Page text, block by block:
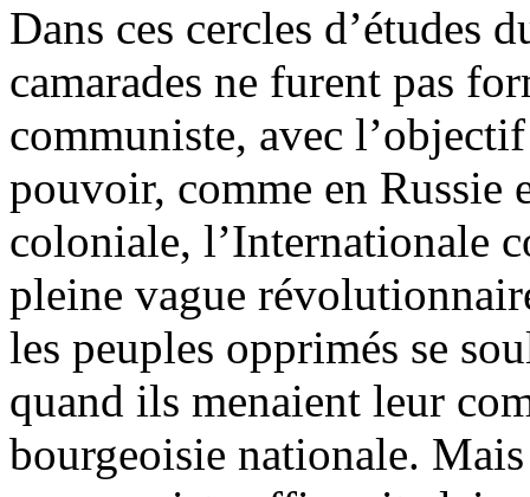
Dans ces cercles d’études
camarades ne furent pas
communiste, avec
pouvoir, comme en Russie
coloniale, l’Internationale
pleine vague
les peuples opprimés se
quand ils menaient leur
bourgeoisie nationale.